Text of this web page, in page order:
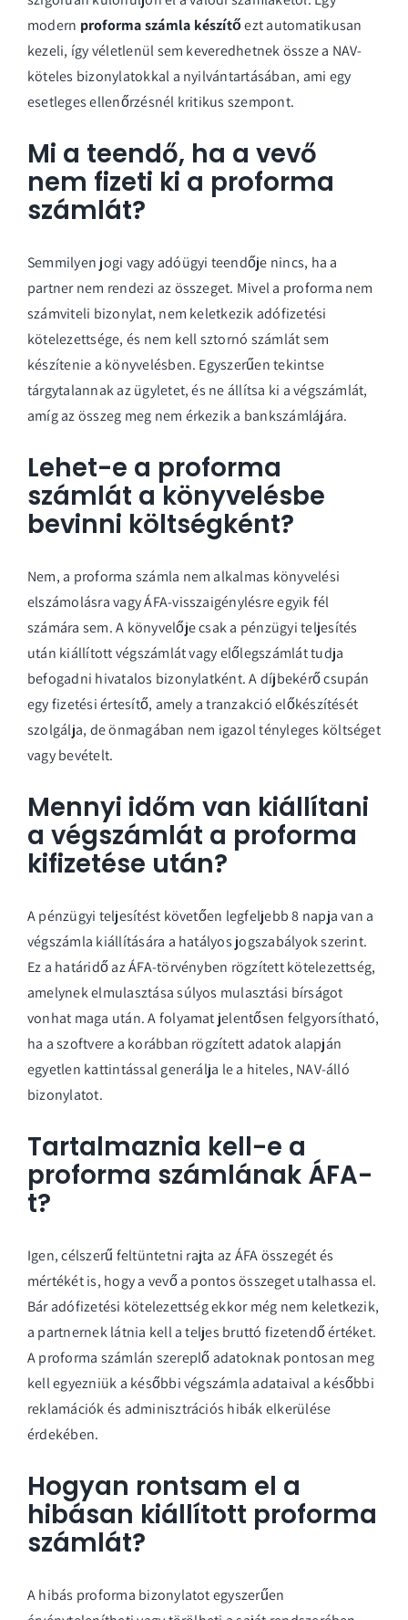
modern proforma számla készítőezt automatikusan
kezeli, így véletlenül sem keveredhetnek össze a NAV-
köteles bizonylatokkal a nyilvántartásában, ami egy
esetleges ellenőrzésnél kritikus szempont.
Mi a teendő, ha a vevő
nem fizeti ki a proforma
számlát?
Semmilyen jogi vagy adóügyi teendője nincs, ha a
partner nem rendezi az összeget. Mivel a proforma nem
számviteli bizonylat, nem keletkezik adófizetési
kötelezettsége, és nem kell sztornó számlát sem
készítenie a könyvelésben. Egyszerűen tekintse
tárgytalannak az ügyletet, és ne állítsa ki a végszámlát,
amíg az összeg meg nem érkezik a bankszámlájára.
Lehet-e a proforma
számlát a könyvelésbe
bevinni költségként?
Nem, a proforma számla nem alkalmas könyvelési
elszámolásra vagy ÁFA-visszaigénylésre egyik fél
számára sem. A könyvelője csak a pénzügyi teljesítés
után kiállított végszámlát vagy előlegszámlát tudja
befogadni hivatalos bizonylatként. A díjbekérő csupán
egy fizetési értesítő, amely a tranzakció előkészítését
szolgálja, de önmagában nem igazol tényleges költséget
vagy bevételt.
Mennyi időm van kiállítani
a végszámlát a proforma
kifizetése után?
A pénzügyi teljesítést követően legfeljebb 8 napja van a
végszámla kiállítására a hatályos jogszabályok szerint.
Ez a határidő az ÁFA-törvényben rögzített kötelezettség,
amelynek elmulasztása súlyos mulasztási bírságot
vonhat maga után. A folyamat jelentősen felgyorsítható,
ha a szoftvere a korábban rögzített adatok alapján
egyetlen kattintással generálja le a hiteles, NAV-álló
bizonylatot.
Tartalmaznia kell-e a
proforma számlának ÁFA-
t?
Igen, célszerű feltüntetni rajta az ÁFA összegét és
mértékét is, hogy a vevő a pontos összeget utalhassa el.
Bár adófizetési kötelezettség ekkor még nem keletkezik,
a partnernek látnia kell a teljes bruttó fizetendő értéket.
A proforma számlán szereplő adatoknak pontosan meg
kell egyezniük a későbbi végszámla adataival a későbbi
reklamációk és adminisztrációs hibák elkerülése
érdekében.
Hogyan rontsam el a
hibásan kiállított proforma
számlát?
A hibás proforma bizonylatot egyszerűen